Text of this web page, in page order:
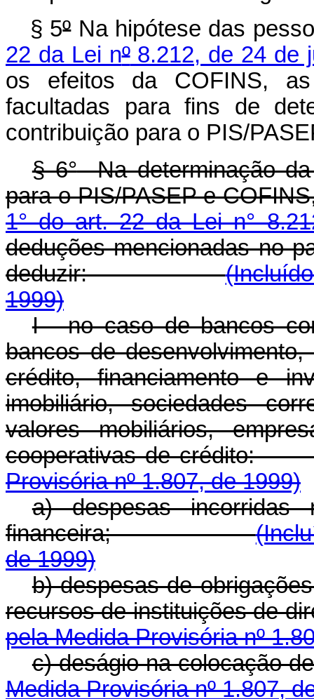
§ 5ºNa hipótese das
22 da Lei nº8.212, de 24 de
os efeitos da COFINS,
facultadas para fins de
contribuição para o PIS/
§ 6°Na determinação da
para o PIS/PASEP e
1° do art. 22 da Lei n°
deduções mencionadas no
deduzir:
1999)
I - no caso de bancos
bancos de
crédito, financiamento e
imobiliário, sociedades
valores mobiliários,
cooperativas
Provisória nº 1.807, de 1999)
a) despesas incorridas
financeira;
de 1999)
b) despesas de
recursos de
pela Medida Provisória nº
c) deságio na
Medida Provisória nº 1.807,